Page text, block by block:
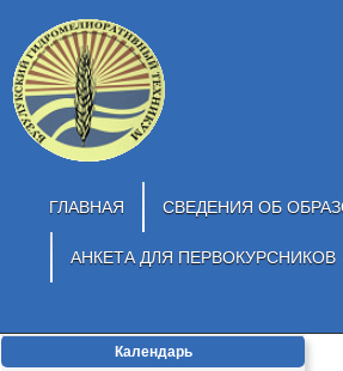
ГЛАВНАЯ СВЕДЕНИЯ ОБ
АНКЕТА ДЛЯ ПЕРВОКУРСНИКОВ
Календарь